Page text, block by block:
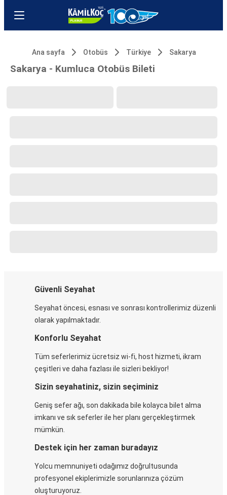
Ana sayfa Otobüs Türkiye Sakarya
Sakarya - Kumluca Otobüs Bileti
Güvenli Seyahat
Seyahat öncesi, esnası ve sonrası kontrollerimiz düzenli
olarak yapılmaktadır.
Konforlu Seyahat
Tüm seferlerimiz ücretsiz wi-fi, host hizmeti, ikram
çeşitleri ve daha fazlası ile sizleri bekliyor!
Sizin seyahatiniz, sizin seçiminiz
Geniş sefer ağı, son dakikada bile kolayca bilet alma
imkanı ve sık seferler ile her planı gerçekleştirmek
mümkün.
Destek için her zaman buradayız
Yolcu memnuniyeti odağımız doğrultusunda
profesyonel ekiplerimizle sorunlarınıza çözüm
oluşturuyoruz.